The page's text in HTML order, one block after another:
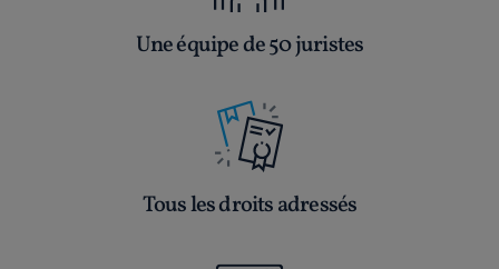
Une équipe de 50 juristes
Tous les droits adressés